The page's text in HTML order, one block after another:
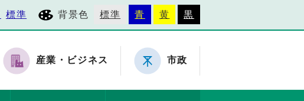
標準 背景色 標準 青 黄 黒
産業・ビジネス 市政